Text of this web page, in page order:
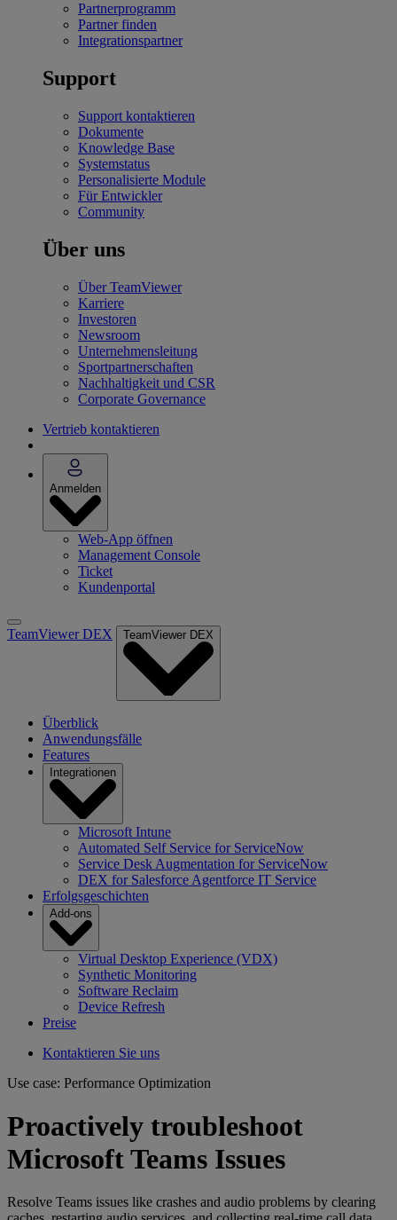
Partnerprogramm
Partner finden
Integrationspartner
Support
Support kontaktieren
Dokumente
Knowledge Base
Systemstatus
Personalisierte Module
Für Entwickler
Community
Über uns
Über TeamViewer
Karriere
Investoren
Newsroom
Unternehmensleitung
Sportpartnerschaften
Nachhaltigkeit und CSR
Corporate Governance
Vertrieb kontaktieren
Anmelden
Web-App öffnen
Management Console
Ticket
Kundenportal
TeamViewer DEX TeamViewer DEX
Überblick
Anwendungsfälle
Features
Integrationen
Microsoft Intune
Automated Self Service for ServiceNow
Service Desk Augmentation for ServiceNow
DEX for Salesforce Agentforce IT Service
Erfolgsgeschichten
Add-ons
Virtual Desktop Experience (VDX)
Synthetic Monitoring
Software Reclaim
Device Refresh
Preise
Kontaktieren Sie uns
Use case: Performance Optimization
Proactively troubleshoot
Microsoft Teams Issues
Resolve Teams issues like crashes and audio problems by clearing